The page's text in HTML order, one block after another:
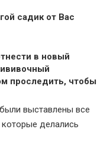
садик от Вас
в новый
проследить, чтобы
выставлены все
делались